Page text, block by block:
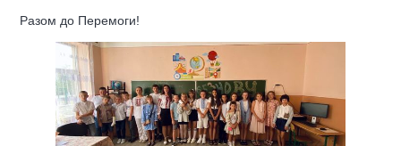
Разом до Перемоги!